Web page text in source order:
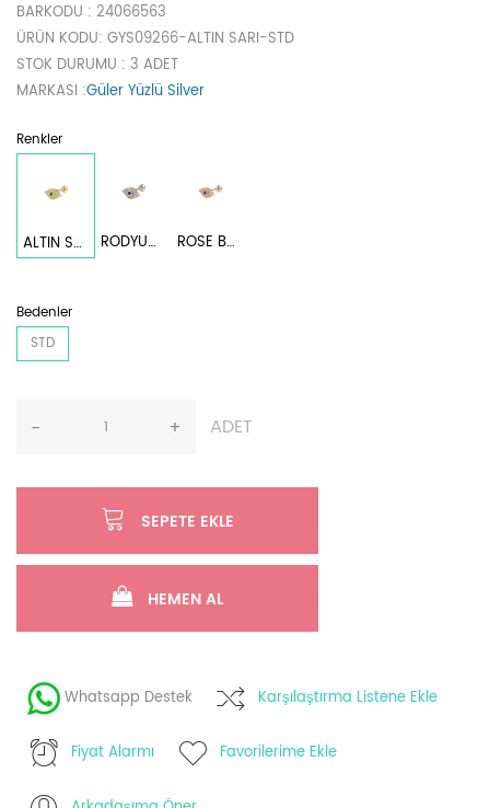
BARKODU : 24066563
ÜRÜN KODU: GYS09266-ALTIN SARI-STD
STOK DURUMU : 3 ADET
MARKASI :Güler Yüzlü Silver
Renkler
ALTIN SARI RODYUM BEYAZ ROSE BAKIR
Bedenler
STD
- + ADET
SEPETE EKLE
HEMEN AL
Whatsapp Destek Karşılaştırma Listene Ekle
Fiyat Alarmı Favorilerime Ekle